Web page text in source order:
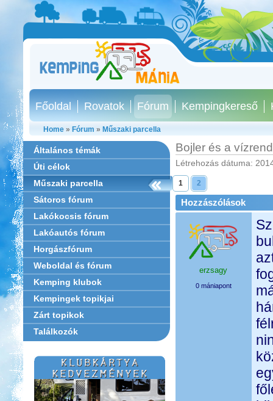
Főoldal Rovatok Fórum Kempingkereső
Home » Fórum » Műszaki parcella
Általános témák
Úti célok
Műszaki parcella
Sátoros fórum
Lakókocsis fórum
Lakóautós fórum
Horgászfórum
Weboldal és fórum
Kemping klubok
Kempingek topikjai
Zárt topikok
Találkozók
Bojler és a
Létrehozás dátuma:
1 2
Hozzászólások
erzsagy
0 mániapont